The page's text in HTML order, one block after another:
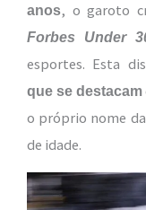
anos, o garoto
Forbes Under
esportes. Esta
que se destacam
o próprio nome
de idade.